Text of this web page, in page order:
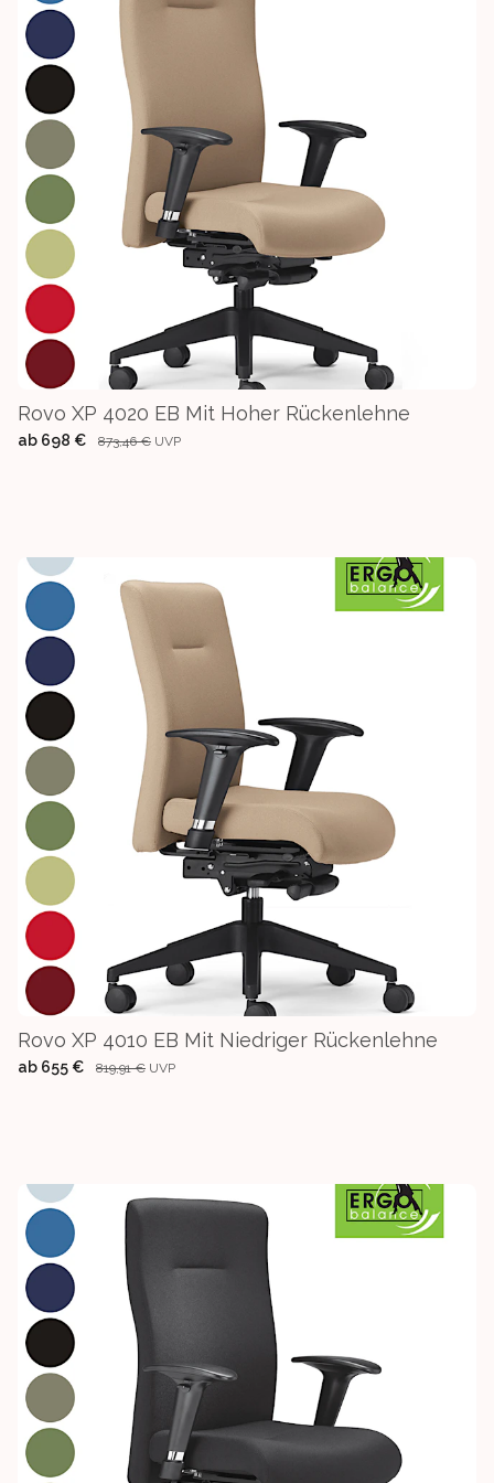
Rovo XP 4020 EB Mit Hoher Rückenlehne
ab 698 € 873,46 € UVP
Rovo XP 4010 EB Mit Niedriger Rückenlehne
ab 655 € 819,91 € UVP